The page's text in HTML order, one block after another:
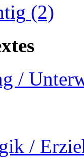
(2)
/
/